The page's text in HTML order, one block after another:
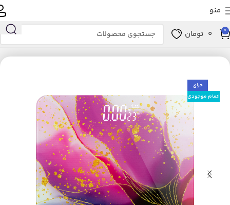
منو
0
0 تومان
خانه زیبایی و سلامت ابزار سلامت تجهیزات پزشکی
حراج
اتمام موجودی